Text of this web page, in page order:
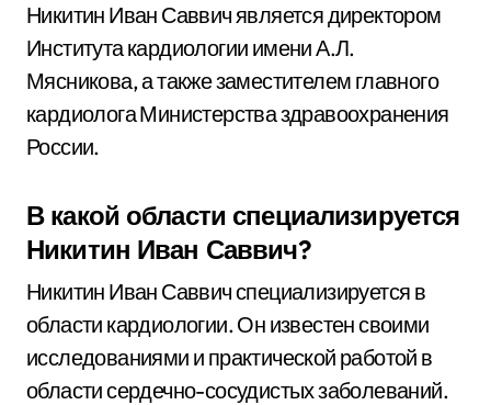
Никитин Иван Саввич является директором
Института кардиологии имени А.Л.
Мясникова, а также заместителем главного
кардиолога Министерства здравоохранения
России.
В какой области специализируется
Никитин Иван Саввич?
Никитин Иван Саввич специализируется в
области кардиологии. Он известен своими
исследованиями и практической работой в
области сердечно-сосудистых заболеваний.